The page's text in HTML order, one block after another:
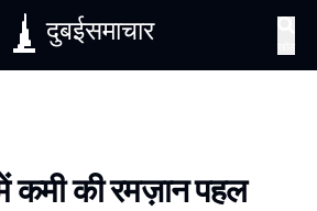
दुबईसमाचार
कमी की रमज़ान पहल